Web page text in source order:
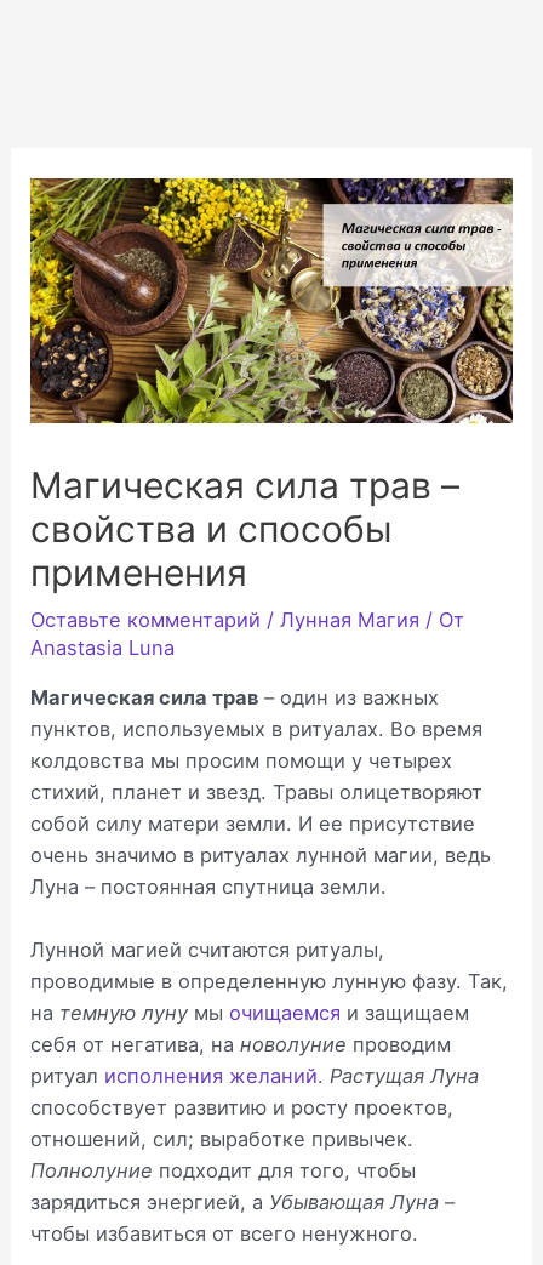
Магическая сила трав –
свойства и способы
применения
Оставьте комментарий /Лунная Магия / От
Anastasia Luna
Магическая сила трав – один из важных
пунктов, используемых в ритуалах. Во время
колдовства мы просим помощи у четырех
стихий, планет и звезд. Травы олицетворяют
собой силу матери земли. И ее присутствие
очень значимо в ритуалах лунной магии, ведь
Луна – постоянная спутница земли.
Лунной магией считаются ритуалы,
проводимые в определенную лунную фазу. Так,
на темную луну мыочищаемся и защищаем
себя от негатива, нановолуние проводим
ритуал исполнения желаний.Растущая Луна
способствует развитию и росту проектов,
отношений, сил; выработке привычек.
Полнолуние подходит для того, чтобы
зарядиться энергией, а Убывающая Луна –
чтобы избавиться от всего ненужного.